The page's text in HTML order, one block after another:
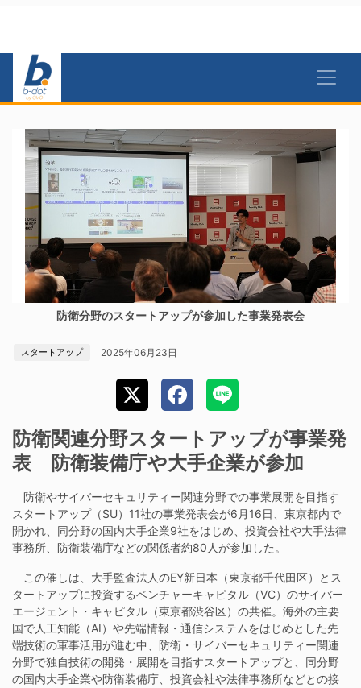
防衛分野のスタートアップが参加した事業発表会
スタートアップ 2025年06月23日
防衛関連分野スタートアップが事業発
表 防衛装備庁や大手企業が参加
防衛やサイバーセキュリティー関連分野での事業展開を目指す
スタートアップ（SU）11社の事業発表会が6月16日、東京都内で
開かれ、同分野の国内大手企業9社をはじめ、投資会社や大手法律
事務所、防衛装備庁などの関係者約80人が参加した。
この催しは、大手監査法人のEY新日本（東京都千代田区）とス
タートアップに投資するベンチャーキャピタル（VC）のサイバー
エージェント・キャピタル（東京都渋谷区）の共催。海外の主要
国で人工知能（AI）や先端情報・通信システムをはじめとした先
端技術の軍事活用が進む中、防衛・サイバーセキュリティー関連
分野で独自技術の開発・展開を目指すスタートアップと、同分野
の国内大手企業や防衛装備庁、投資会社や法律事務所などとの接